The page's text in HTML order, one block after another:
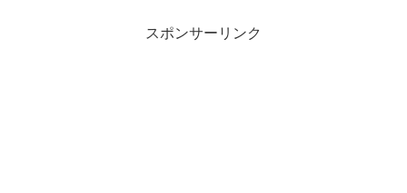
スポンサーリンク